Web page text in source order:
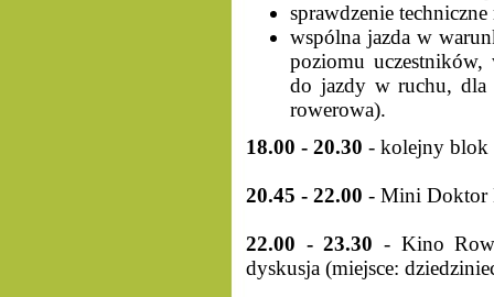
sprawdzenie
wspólna jazda w
poziomu uczestników,
do jazdy w ruchu, dla
rowerowa).
18.00 - 20.30 - kolejny blok
20.45 - 22.00 - Mini Doktor
22.00 - 23.30 - Kino
dyskusja (miejsce: